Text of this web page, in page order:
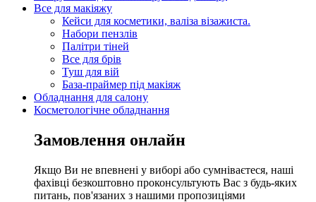
Все для макіяжу
Кейси для косметики, валіза візажиста.
Набори пензлів
Палітри тіней
Все для брів
Туш для вій
База-праймер під макіяж
Обладнання для салону
Косметологічне обладнання
Замовлення онлайн
Якщо Ви не впевнені у виборі або сумніваєтеся, наші
фахівці безкоштовно проконсультують Вас з будь-яких
питань, пов'язаних з нашими пропозиціями